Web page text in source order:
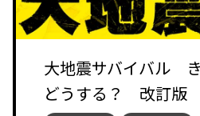
大地震サバイバル
どうする？ 改訂版